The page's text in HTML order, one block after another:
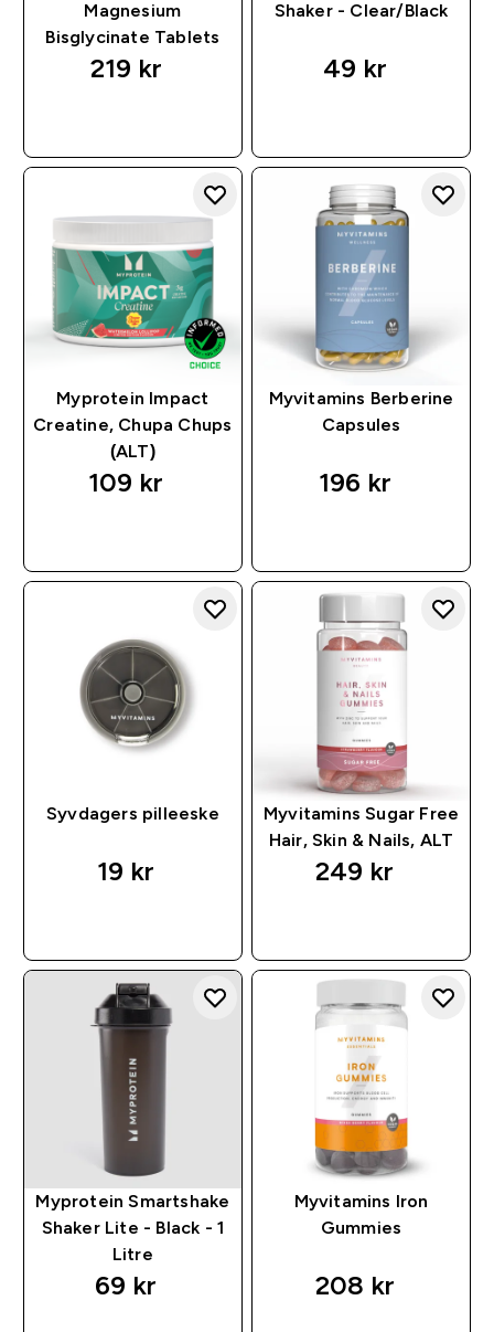
Magnesium
Bisglycinate Tablets
219 kr‎
Shaker - Clear/Black
49 kr‎
Myprotein Impact
Creatine, Chupa Chups
(ALT)
109 kr‎
Myvitamins Berberine
Capsules
196 kr‎
Syvdagers pilleeske
19 kr‎
Myvitamins Sugar Free
Hair, Skin & Nails, ALT
249 kr‎
Myprotein Smartshake
Shaker Lite - Black - 1
Litre
69 kr‎
Myvitamins Iron
Gummies
208 kr‎